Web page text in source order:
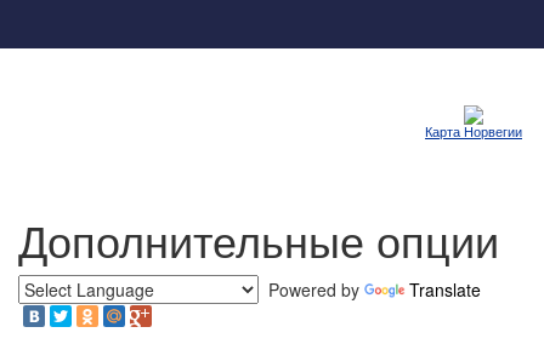
Карта Норвегии
Дополнительные опции
Powered by Translate